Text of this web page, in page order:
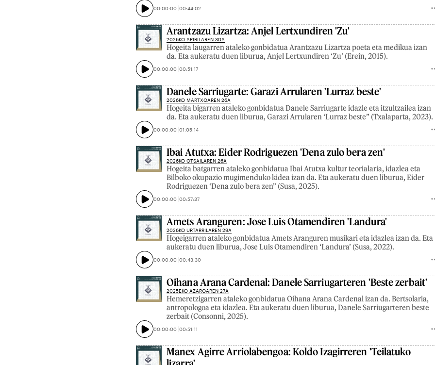
00:00:00 00:44:02
Arantzazu Lizartza: Anjel Lertxundiren 'Zu'
2026KO APIRILAREN 30A
Hogeita laugarren ataleko gonbidatua Arantzazu Lizartza poeta eta medikua izan
da. Eta aukeratu duen liburua, Anjel Lertxundiren ‘Zu’ (Erein, 2015).
00:00:00 00:51:17
Danele Sarriugarte: Garazi Arrularen 'Lurraz beste'
2026KO MARTXOAREN 26A
Hogeita bigarren ataleko gonbidatua Danele Sarriugarte idazle eta itzultzailea izan
da. Eta aukeratu duen liburua, Garazi Arrularen ‘Lurraz beste’’ (Txalaparta, 2023).
00:00:00 01:05:14
Ibai Atutxa: Eider Rodriguezen 'Dena zulo bera zen'
2026KO OTSAILAREN 26A
Hogeita batgarren ataleko gonbidatua Ibai Atutxa kultur teorialaria, idazlea eta
Bilboko okupazio mugimenduko kidea izan da. Eta aukeratu duen liburua, Eider
Rodriguezen ‘Dena zulo bera zen’’ (Susa, 2025).
00:00:00 00:57:37
Amets Aranguren: Jose Luis Otamendiren 'Landura'
2026KO URTARRILAREN 29A
Hogeigarren ataleko gonbidatua Amets Aranguren musikari eta idazlea izan da. Eta
aukeratu duen liburua, Jose Luis Otamendiren ‘Landura’ (Susa, 2022).
00:00:00 00:43:30
Oihana Arana Cardenal: Danele Sarriugarteren 'Beste zerbait'
2025EKO AZAROAREN 27A
Hemeretzigarren ataleko gonbidatua Oihana Arana Cardenal izan da. Bertsolaria,
antropologoa eta idazlea. Eta aukeratu duen liburua, Danele Sarriugarteren beste
zerbait (Consonni, 2025).
00:00:00 00:51:11
Manex Agirre Arriolabengoa: Koldo Izagirreren 'Teilatuko